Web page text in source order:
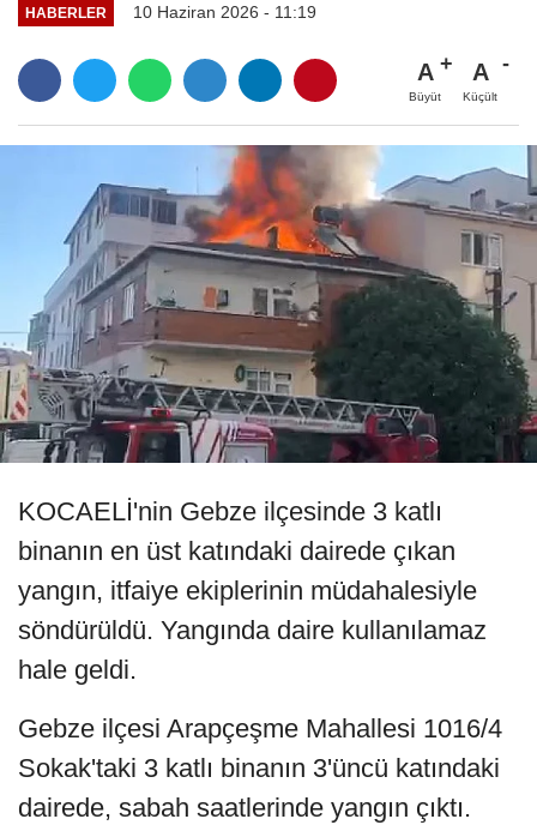
HABERLER 10 Haziran 2026 - 11:19
A
Büyüt
A
Küçült
KOCAELİ'nin Gebze ilçesinde 3 katlı
binanın en üst katındaki dairede çıkan
yangın, itfaiye ekiplerinin müdahalesiyle
söndürüldü. Yangında daire kullanılamaz
hale geldi.
Gebze ilçesi Arapçeşme Mahallesi 1016/4
Sokak'taki 3 katlı binanın 3'üncü katındaki
dairede, sabah saatlerinde yangın çıktı.